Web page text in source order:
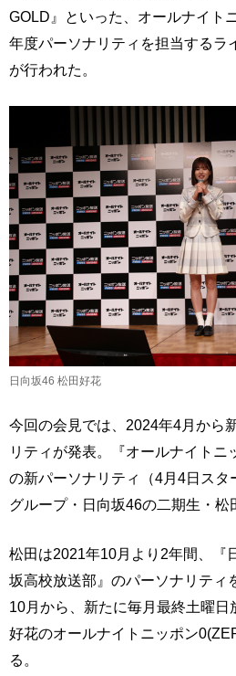
GOLD』といった、オールナイト
年度パーソナリティを担当するラ
が行われた。
日向坂46 松田好花
今回の会見では、2024年4月から
リティが発表。『オールナイトニ
の新パーソナリティ（4月4日スタ
グループ・日向坂46の二期生・松
松田は2021年10月より2年間、『
坂高校放送部』のパーソナリティ
10月から、新たに毎月最終土曜日
好花のオールナイトニッポン
る。